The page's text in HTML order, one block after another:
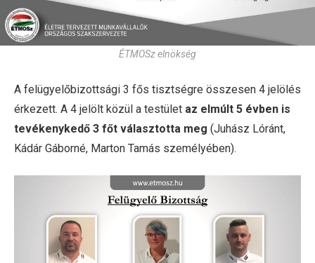
ÉTMOSz elnökség
A felügyelőbizottsági 3 fős tisztségre összesen 4 jelölés
érkezett. A 4 jelölt közül a testület az elmúlt 5 évben is
tevékenykedő 3 főt választotta meg (Juhász Lóránt,
Kádár Gáborné, Marton Tamás személyében).